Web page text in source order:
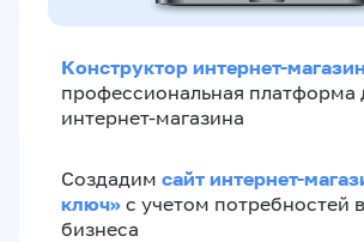
Конструктор интернет-
профессиональная платформа
интернет-магазина
Создадим сайт интернет-
ключ» с учетом потребностей
бизнеса